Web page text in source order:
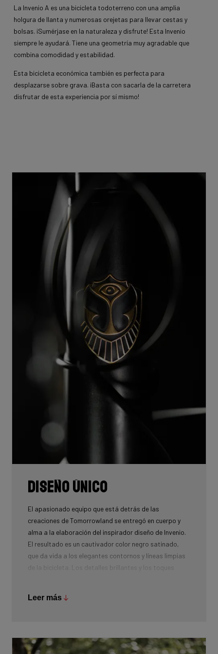
La Invenio A es una bicicleta todoterreno con una amplia
holgura de llanta y numerosas orejetas para llevar cestas y
bolsas. ¡Sumérjase en la naturaleza y disfrute! Esta Invenio
siempre le ayudará. Tiene una geometría muy agradable que
combina comodidad y estabilidad.
Esta bicicleta económica también es perfecta para
desplazarse sobre grava. ¡Basta con sacarla de la carretera
disfrutar de esta experiencia por sí mismo!
Diseño único
El apasionado equipo que está detrás de las
creaciones de Tomorrowland se entregó en cuerpo y
alma a la elaboración del inspirador diseño de Invenio.
El resultado es un cautivador color negro satinado,
que da vida a los elegantes contornos y líneas limpias
de la bicicleta. Los detalles brillantes y los toques
de la Gente del Mañana.
moto imita con gracia el movimiento fluido de Amare,
el pájaro mítico que simboliza el espíritu de exploración
Leer más